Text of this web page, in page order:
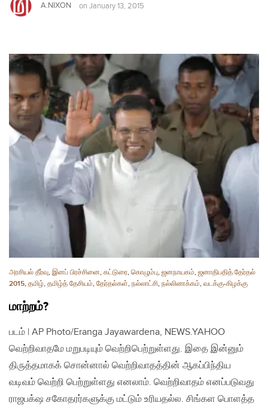
A.NIXON on January 13, 2015
அரசியல் தீர்வு, இனப் பிரச்சினை, கட்டுரை, கொழும்பு, ஜனநாயகம், ஜனாதிபதித் தேர்தல்
2015, தமிழ், தமிழ்த் தேசியம், தேர்தல்கள், நல்லாட்சி, நல்லிணக்கம், வடக்கு-கிழக்கு
மாற்றம்?
படம் | AP Photo/Eranga Jayawardena, NEWS.YAHOO
வெற்றிவாதமே மறுபடியும் வெற்றிபெற்றுள்ளது. இதை இன்னும்
திருத்தமாகக் சொன்னால் வெற்றிவாதத்தின் ஆகப்பிந்திய
வடிவம் வெற்றி பெற்றுள்ளது எனலாம். வெற்றிவாதம் எனப்படுவது
ராஜபக்‌ஷ சகோதரர்களுக்கு மட்டும் உரியதல்ல. சிங்கள பொளத்த